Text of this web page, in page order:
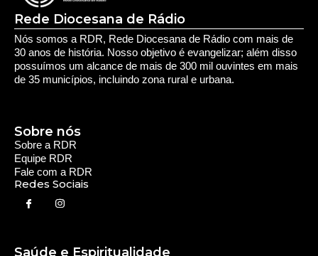
Saúde e Espiritualidade
Espiritualidade
Educação e Desenvolvimento Pessoal
Serviços e Comunidade
Utilidade Pública
Oportunidade
Segurança
Cultura e Entretenimento
Notícias Regionais